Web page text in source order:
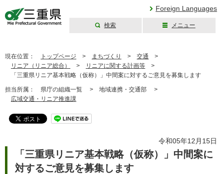
Foreign Languages
検索 メニュー
現在位置： トップページ > まちづくり > 交通 >
リニア（リニア総合）
> リニアに関する計画等 >
「三重県リニア基本戦略（仮称）」中間案に対するご意見を募集します
担当所属： 県庁の組織一覧 > 地域連携・交通部 >
広域交通・リニア推進課
令和05年12月15日
「三重県リニア基本戦略（仮称）」中間案に
対するご意見を募集します